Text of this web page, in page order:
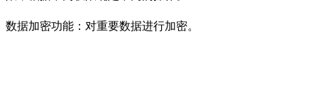
数据加密功能：对重要数据进行加密。